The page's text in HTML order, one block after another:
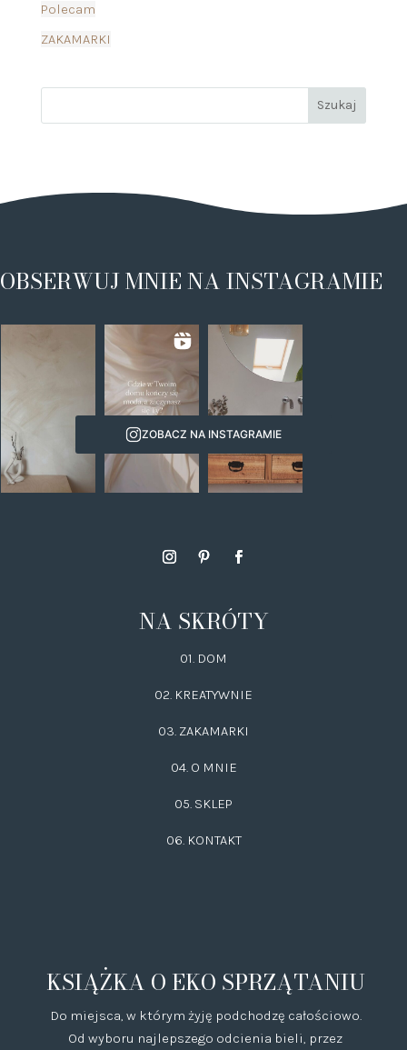
Polecam
ZAKAMARKI
OBSERWUJ MNIE NA INSTAGRAMIE
ZOBACZ NA INSTAGRAMIE
NA SKRÓTY
01. DOM
02. KREATYWNIE
03. ZAKAMARKI
04. O MNIE
05. SKLEP
06. KONTAKT
KSIĄŻKA O EKO SPRZĄTANIU
Do miejsca, w którym żyję podchodzę całościowo.
Od wyboru najlepszego odcienia bieli, przez